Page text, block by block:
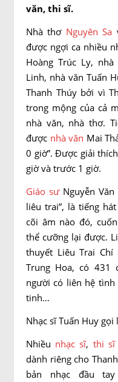
văn, thi sĩ.
Nhà thơ Nguyên Sa
được ngợi ca nhiều
Hoàng Trúc Ly,
Linh, nhà văn Tuấn
Thanh Thúy bởi vì
trong mộng của cả
nhà văn, nhà thơ.
được nhà văn Mai
0 giờ”. Được giải
giờ và trước 1 giờ.
Giáo sưNguyễn Văn
liêu trai”, là tiếng
cõi âm nào đó,
thể cưỡng lại được.
thuyết Liêu Trai
Trung Hoa, có 431
người có liên hệ
tinh…
Nhạc sĩ Tuấn Huy gọi
Nhiều nhạc sĩ, thi sĩ
dành riêng cho
bản nhạc đầu